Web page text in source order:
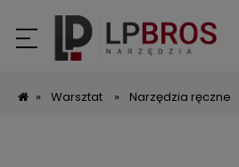
» Warsztat » Narzędzia ręczne